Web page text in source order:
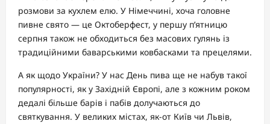
розмови за кухлем елю. У Німеччині, хоча головне
пивне свято — це Октоберфест, у першу п’ятницю
серпня також не обходиться без масових гулянь із
традиційними баварськими ковбасками та прецелями.
А як щодо України? У нас День пива ще не набув такої
популярності, як у Західній Європі, але з кожним роком
дедалі більше барів і пабів долучаються до
святкування. У великих містах, як-от Київ чи Львів,